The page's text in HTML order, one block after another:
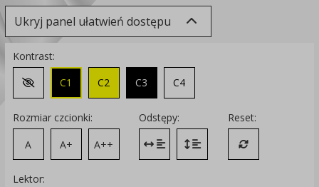
Ukryj panel ułatwień dostępu
Kontrast:
Zmień kontrast na domyślny
C1 C2 C3 C4
Rozmiar czcionki:
A
A+ A++
Odstępy:
Zmień odstęp między literami
Zmień interlinię i margines
Reset:
Przywróć
Lektor: